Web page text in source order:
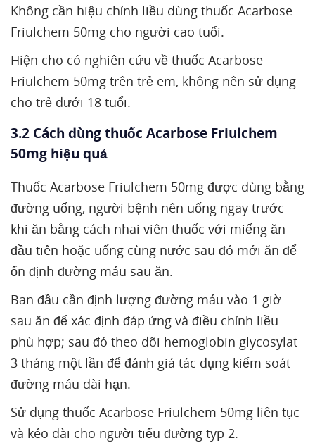
Không cần hiệu chỉnh liều dùng thuốc Acarbose
Friulchem 50mg cho người cao tuổi.
Hiện cho có nghiên cứu về thuốc Acarbose
Friulchem 50mg trên trẻ em, không nên sử dụng
cho trẻ dưới 18 tuổi.
3.2 Cách dùng thuốc Acarbose Friulchem
50mg hiệu quả
Thuốc Acarbose Friulchem 50mg được dùng bằng
đường uống, người bệnh nên uống ngay trước
khi ăn bằng cách nhai viên thuốc với miếng ăn
đầu tiên hoặc uống cùng nước sau đó mới ăn để
ổn định đường máu sau ăn.
Ban đầu cần định lượng đường máu vào 1 giờ
sau ăn để xác định đáp ứng và điều chỉnh liều
phù hợp; sau đó theo dõi hemoglobin glycosylat
3 tháng một lần để đánh giá tác dụng kiểm soát
đường máu dài hạn.
Sử dụng thuốc Acarbose Friulchem 50mg liên tục
và kéo dài cho người tiểu đường typ 2.